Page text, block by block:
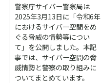
警察庁サイバー警察局は
2025年3月13日に「令和6年
におけるサイバー空間をめ
ぐる脅威の情勢等につい
て」を公開しました。本記
事では、サイバー空間の脅
威情勢と警察の取り組みに
ついてまとめています。